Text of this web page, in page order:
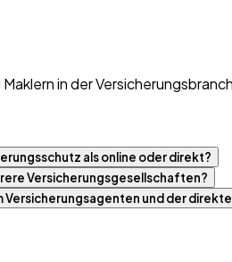
in der
als online oder direkt?
Versicherungsgesellschaften?
Versicherungsagenten und der